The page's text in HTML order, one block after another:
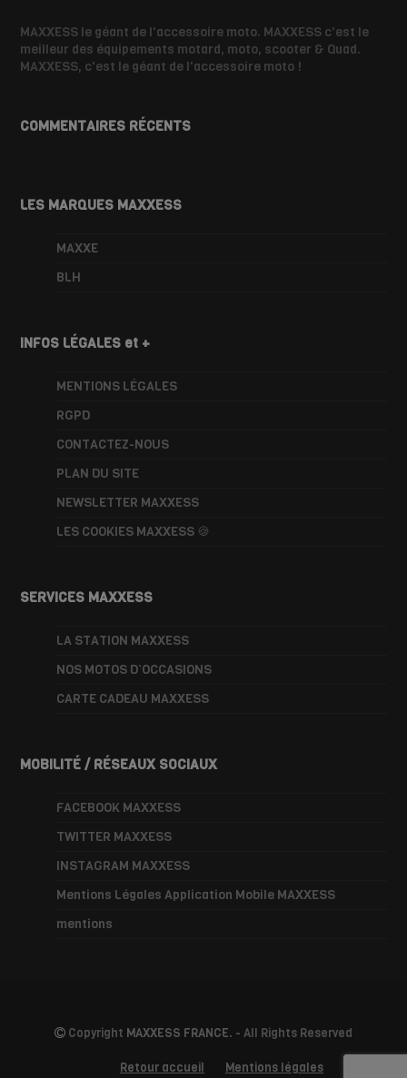
MAXXESS le géant de l'accessoire moto. MAXXESS c'est le
meilleur des équipements motard, moto, scooter & Quad.
MAXXESS, c'est le géant de l'accessoire moto !
COMMENTAIRES RÉCENTS
LES MARQUES MAXXESS
MAXXE
BLH
INFOS LÉGALES et +
MENTIONS LÉGALES
RGPD
CONTACTEZ-NOUS
PLAN DU SITE
NEWSLETTER MAXXESS
LES COOKIES MAXXESS 🍪
SERVICES MAXXESS
LA STATION MAXXESS
NOS MOTOS D’OCCASIONS
CARTE CADEAU MAXXESS
MOBILITÉ / RÉSEAUX SOCIAUX
FACEBOOK MAXXESS
TWITTER MAXXESS
INSTAGRAM MAXXESS
Mentions Légales Application Mobile MAXXESS
mentions
Copyright MAXXESS FRANCE. - All Rights Reserved
Retour accueil Mentions légales